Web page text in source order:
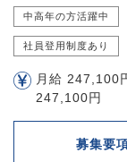
中高年の方活躍中
社員登用制度あり
月給 247,100
247,100円
募集要